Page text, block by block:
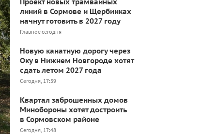
линий в Сормове и Щербинках
начнут готовить в 2027 году
Главное сегодня
Новую канатную дорогу через
Оку в Нижнем Новгороде хотят
сдать летом 2027 года
Сегодня, 17:59
Квартал заброшенных домов
Минобороны хотят достроить
в Сормовском районе
Сегодня, 17:48